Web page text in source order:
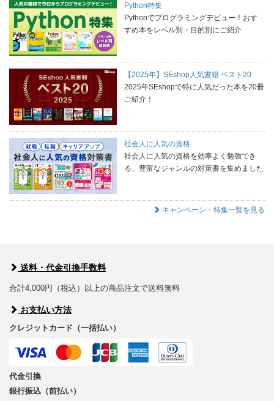
Python特集
Pythonでプログラミングデビュー！おす
すめ本をレベル別・目的別にご紹介
【2025年】SEshop人気書籍 ベスト20
2025年SEshopで特に人気だった本を20冊
ご紹介！
社会人に人気の資格
社会人に人気の資格を効率よく勉強でき
る、豊富なジャンルの対策書を集めました
キャンペーン・特集一覧を見る
送料・代金引換手数料
合計4,000円（税込）以上の商品注文で送料無料
お支払い方法
クレジットカード（一括払い）
代金引換
銀行振込（前払い）